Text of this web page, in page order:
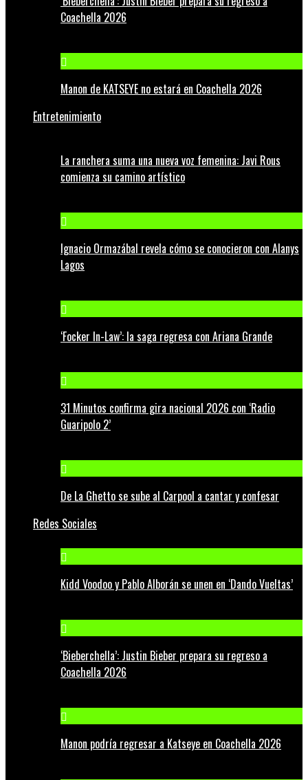
Coachella 2026
Manon de KATSEYE no estará en Coachella 2026
Entretenimiento
La ranchera suma una nueva voz femenina: Javi Rous
comienza su camino artístico
Ignacio Ormazábal revela cómo se conocieron con Alanys
Lagos
‘Focker In-Law’: la saga regresa con Ariana Grande
31 Minutos confirma gira nacional 2026 con ‘Radio
Guaripolo 2’
De La Ghetto se sube al Carpool a cantar y confesar
Redes Sociales
Kidd Voodoo y Pablo Alborán se unen en ‘Dando Vueltas’
‘Bieberchella’: Justin Bieber prepara su regreso a
Coachella 2026
Manon podría regresar a Katseye en Coachella 2026